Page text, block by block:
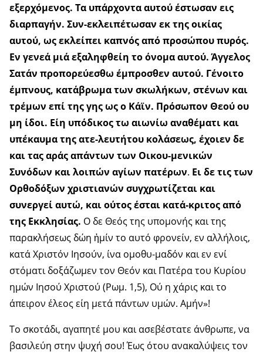
εξερχόμενος. Τα υπάρχοντα αυτού έστωσαν εις
διαρπαγήν. Συν-εκλειπέτωσαν εκ της οικίας
αυτού, ως εκλείπει καπνός από προσώπου πυρός.
Εν γενεά μιά εξαληφθείη το όνομα αυτού. Άγγελος
Σατάν προπορεύεσθω έμπροσθεν αυτού. Γένοιτο
έμπνους, κατάβρωμα των σκωλήκων, στένων και
τρέμων επί της γης ως ο Κάϊν. Πρόσωπον Θεού ου
μη ίδοι. Είη υπόδικος τω αιωνίω αναθέματι και
υπέκαυμα της ατε-λευτήτου κολάσεως, έχοιεν δε
και τας αράς απάντων των Οικου-μενικών
Συνόδων και λοιπών αγίων πατέρων. Ει δε τις των
Ορθοδόξων χριστιανών συγχρωτίζεται και
συνεργεί αυτώ, και ούτος έσται κατά-κριτος από
της Εκκλησίας. Ο δε Θεός της υπομονής και της
παρακλήσεως δώη ἡμίν το αυτό φρονείν, εν αλλήλοις,
κατά Χριστόν Ιησούν, ίνα ομοθυ-μαδόν και εν ενί
στόματι δοξάζωμεν τον Θεόν και Πατέρα του Κυρίου
ημών Ιησού Χριστού (Ρωμ. 1,5), Ού η χάρις και το
άπειρον έλεος είη μετά πάντων υμών. Αμήν»!
Το σκοτάδι, αγαπητέ μου και ασεβέστατε άνθρωπε, να
βασιλεύη στην ψυχή σου! Έως ότου ανακαλύψεις τον